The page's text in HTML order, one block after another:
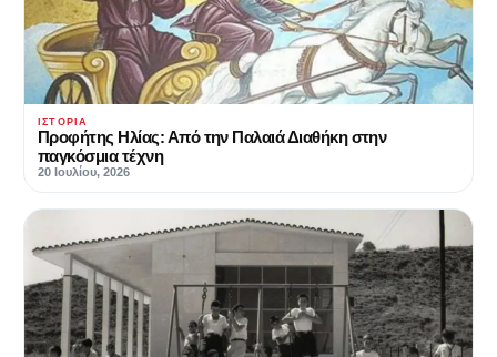
ΙΣΤΟΡΊΑ
Προφήτης Ηλίας: Από την Παλαιά Διαθήκη στην
παγκόσμια τέχνη
20 Ιουλίου, 2026